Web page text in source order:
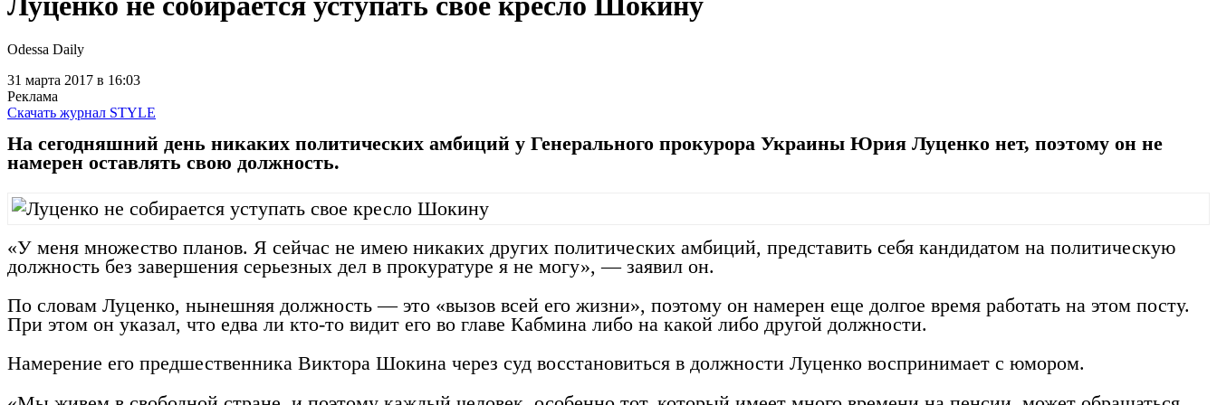
Odessa Daily
31 марта 2017 в 16:03
Реклама
Скачать журнал STYLE
На сегодняшний день никаких политических амбиций у Генерального прокурора Украины Юрия Луценко нет, поэтому он не
намерен оставлять свою должность.
«У меня множество планов. Я сейчас не имею никаких других политических амбиций, представить себя кандидатом на политическую
должность без завершения серьезных дел в прокуратуре я не могу», — заявил он.
По словам Луценко, нынешняя должность — это «вызов всей его жизни», поэтому он намерен еще долгое время работать на этом посту.
При этом он указал, что едва ли кто-то видит его во главе Кабмина либо на какой либо другой должности.
Намерение его предшественника Виктора Шокина через суд восстановиться в должности Луценко воспринимает с юмором.